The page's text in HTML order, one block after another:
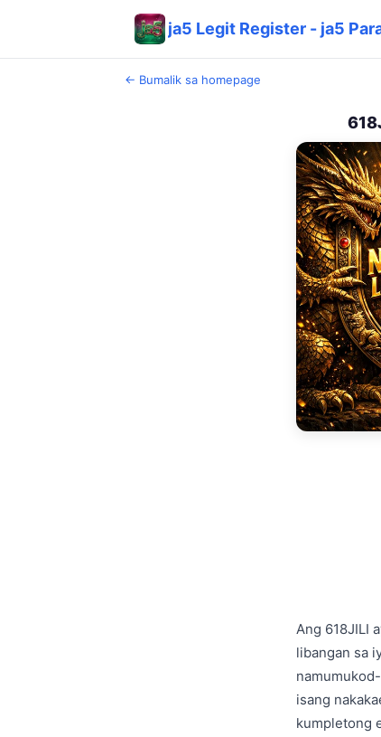
ja5 Legit Register - ja5
← Bumalik sa homepage
Ang 618JILI
libangan sa
isang
kumpletong